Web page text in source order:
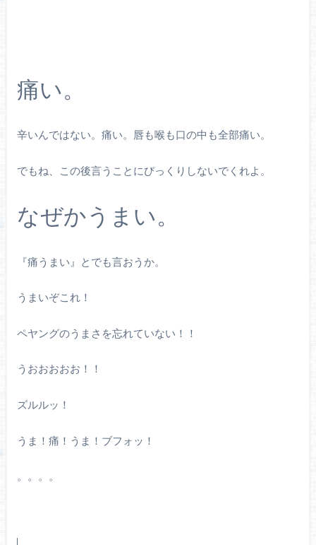
痛い。
辛いんではない。痛い。唇も喉も口の中も全部痛い。
でもね、この後言うことにびっくりしないでくれよ。
なぜかうまい。
『痛うまい』とでも言おうか。
うまいぞこれ！
ペヤングのうまさを忘れていない！！
うおおおおお！！
ズルルッ！
うま！痛！うま！ブフォッ！
。。。。